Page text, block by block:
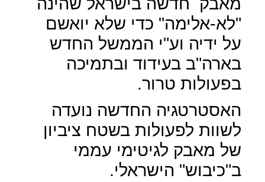
"לא-אלימה" כדי שלא יואשם
על ידיה וע"י הממשל החדש
בארה"ב בעידוד ובתמיכה
בפעולות טרור.
האסטרטגיה החדשה נועדה
לשוות לפעולות בשטח ציביון
של מאבק לגיטימי עממי
ב"כיבוש" הישראלי.